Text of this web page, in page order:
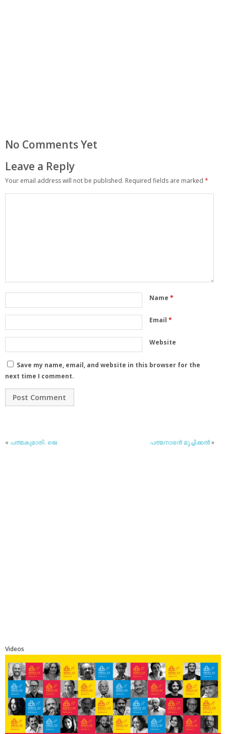
No Comments Yet
Leave a Reply
Your email address will not be published. Required fields are marked *
Name *
Email *
Website
Save my name, email, and website in this browser for the
next time I comment.
« പത്മകുമാരി. ജെ പത്മനാഭന്‍ മൂച്ചിക്കല്‍»
Videos